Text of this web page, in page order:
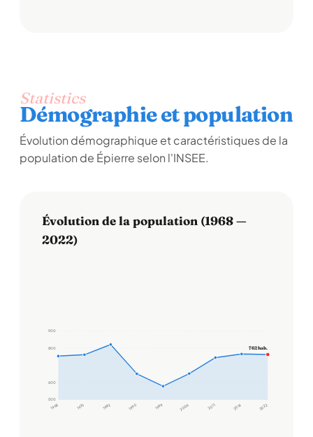
Statistics
Démographie et population
Évolution démographique et caractéristiques de la
population de Épierre selon l'INSEE.
Évolution de la population (1968 —
2022)
500
600
800
900
1968 1975 1982 1990 1999 2006 2011 2016 2022
762 hab.